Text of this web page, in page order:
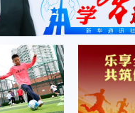
思客智库 全球连线
科创 量子
书画 健康